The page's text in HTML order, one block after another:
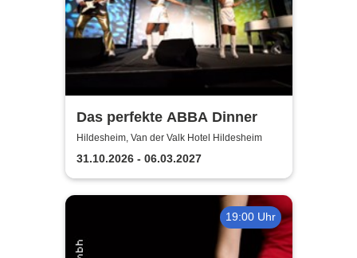
Das perfekte ABBA Dinner
Hildesheim, Van der Valk Hotel Hildesheim
31.10.2026 - 06.03.2027
19:00 Uhr